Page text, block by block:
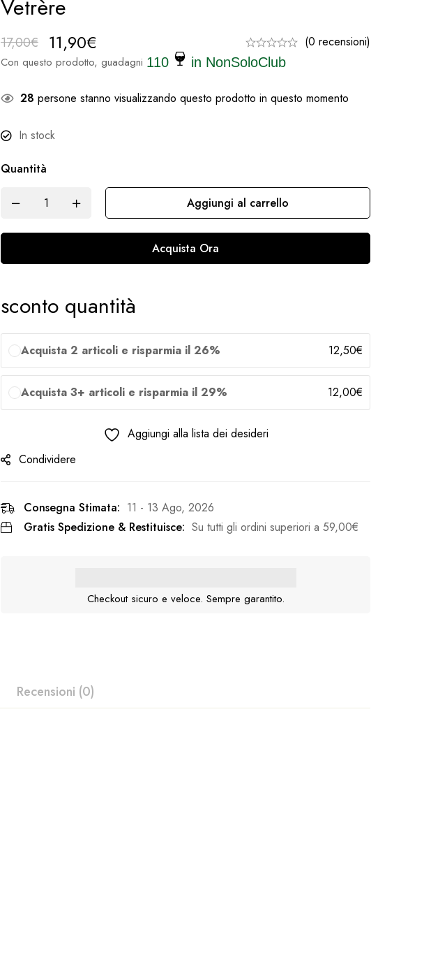
Vetrère
17,00€ 11,90€ (0 recensioni)
Con questo prodotto, guadagni 110 in NonSoloClub
28 persone stanno visualizzando questo prodotto in questo momento
In stock
Quantità
Aggiungi al carrello
Acquista Ora
sconto quantità
Acquista 2 articoli e risparmia il 26% 12,50€
Acquista 3+ articoli e risparmia il 29% 12,00€
Aggiungi alla lista dei desideri
Condividere
Consegna Stimata: 11 - 13 Ago, 2026
Gratis Spedizione & Restituisce: Su tutti gli ordini superiori a 59,00€
Checkout sicuro e veloce. Sempre garantito.
Recensioni (0)